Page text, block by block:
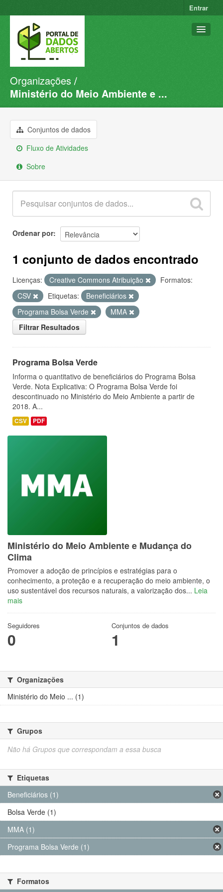
Entrar
Conjuntos de dados
Organizações
Sobre
Organizações
Ministério do Meio Ambiente e ...
Conjuntos de dados
Fluxo de Atividades
Sobre
Ordenar por
1 conjunto de dados encontrado
Licenças: Creative Commons Atribuição
Formatos:
CSV
Etiquetas:
Beneficiários
Programa Bolsa Verde
MMA
Filtrar Resultados
Programa Bolsa Verde
Informa o quantitativo de beneficiários do Programa Bolsa
Verde. Nota Explicativa: O Programa Bolsa Verde foi
descontinuado no Ministério do Meio Ambiente a partir de
2018. A...
CSV PDF
Ministério do Meio Ambiente e Mudança do
Clima
Promover a adoção de princípios e estratégias para o
conhecimento, a proteção e a recuperação do meio ambiente, o
uso sustentável dos recursos naturais, a valorização dos... Leia
mais
Seguidores
0
Conjuntos de dados
1
Organizações
Ministério do Meio ... (1)
Grupos
Não há Grupos que correspondam a essa busca
Etiquetas
Beneficiários (1)
Bolsa Verde (1)
MMA (1)
Programa Bolsa Verde (1)
Formatos